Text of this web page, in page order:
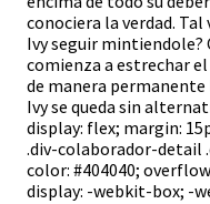
conociera la verdad.
Ivy seguir mintiendole?
comienza a estrechar
de manera
Ivy se queda sin
display: flex; margin:
.div-colaborador-
color: #404040;
display: -webkit-box; -